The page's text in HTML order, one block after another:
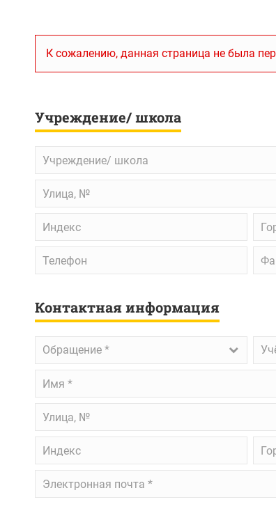
К сожалению, данная страница не была
Учреждение/ школа
Учреждение/
школа
Улица,
№
Индекс
Город
Телефон Факс
Контактная информация
Обращение
Обращение *
Имя
Улица,
№
Индекс
Город
Электронная
почта*